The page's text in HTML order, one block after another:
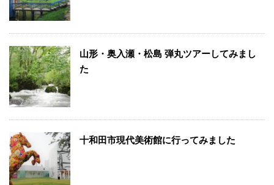
山形・奥入瀬・松島 弾丸ツアーしてみまし
た
十和田市現代美術館に行ってみました